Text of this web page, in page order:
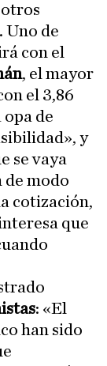
Uno de
con el
, el mayor
el 3,86
opa de
y
se vaya
de modo
cotización,
que
: «El
han sido